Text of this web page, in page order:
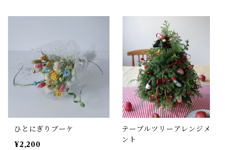
ひとにぎりブーケ
¥2,200
テーブルツリーアレンジメ
ント